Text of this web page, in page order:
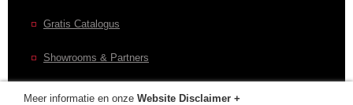
Gratis Catalogus
Showrooms & Partners
Meer informatie en onze Website Disclaimer +